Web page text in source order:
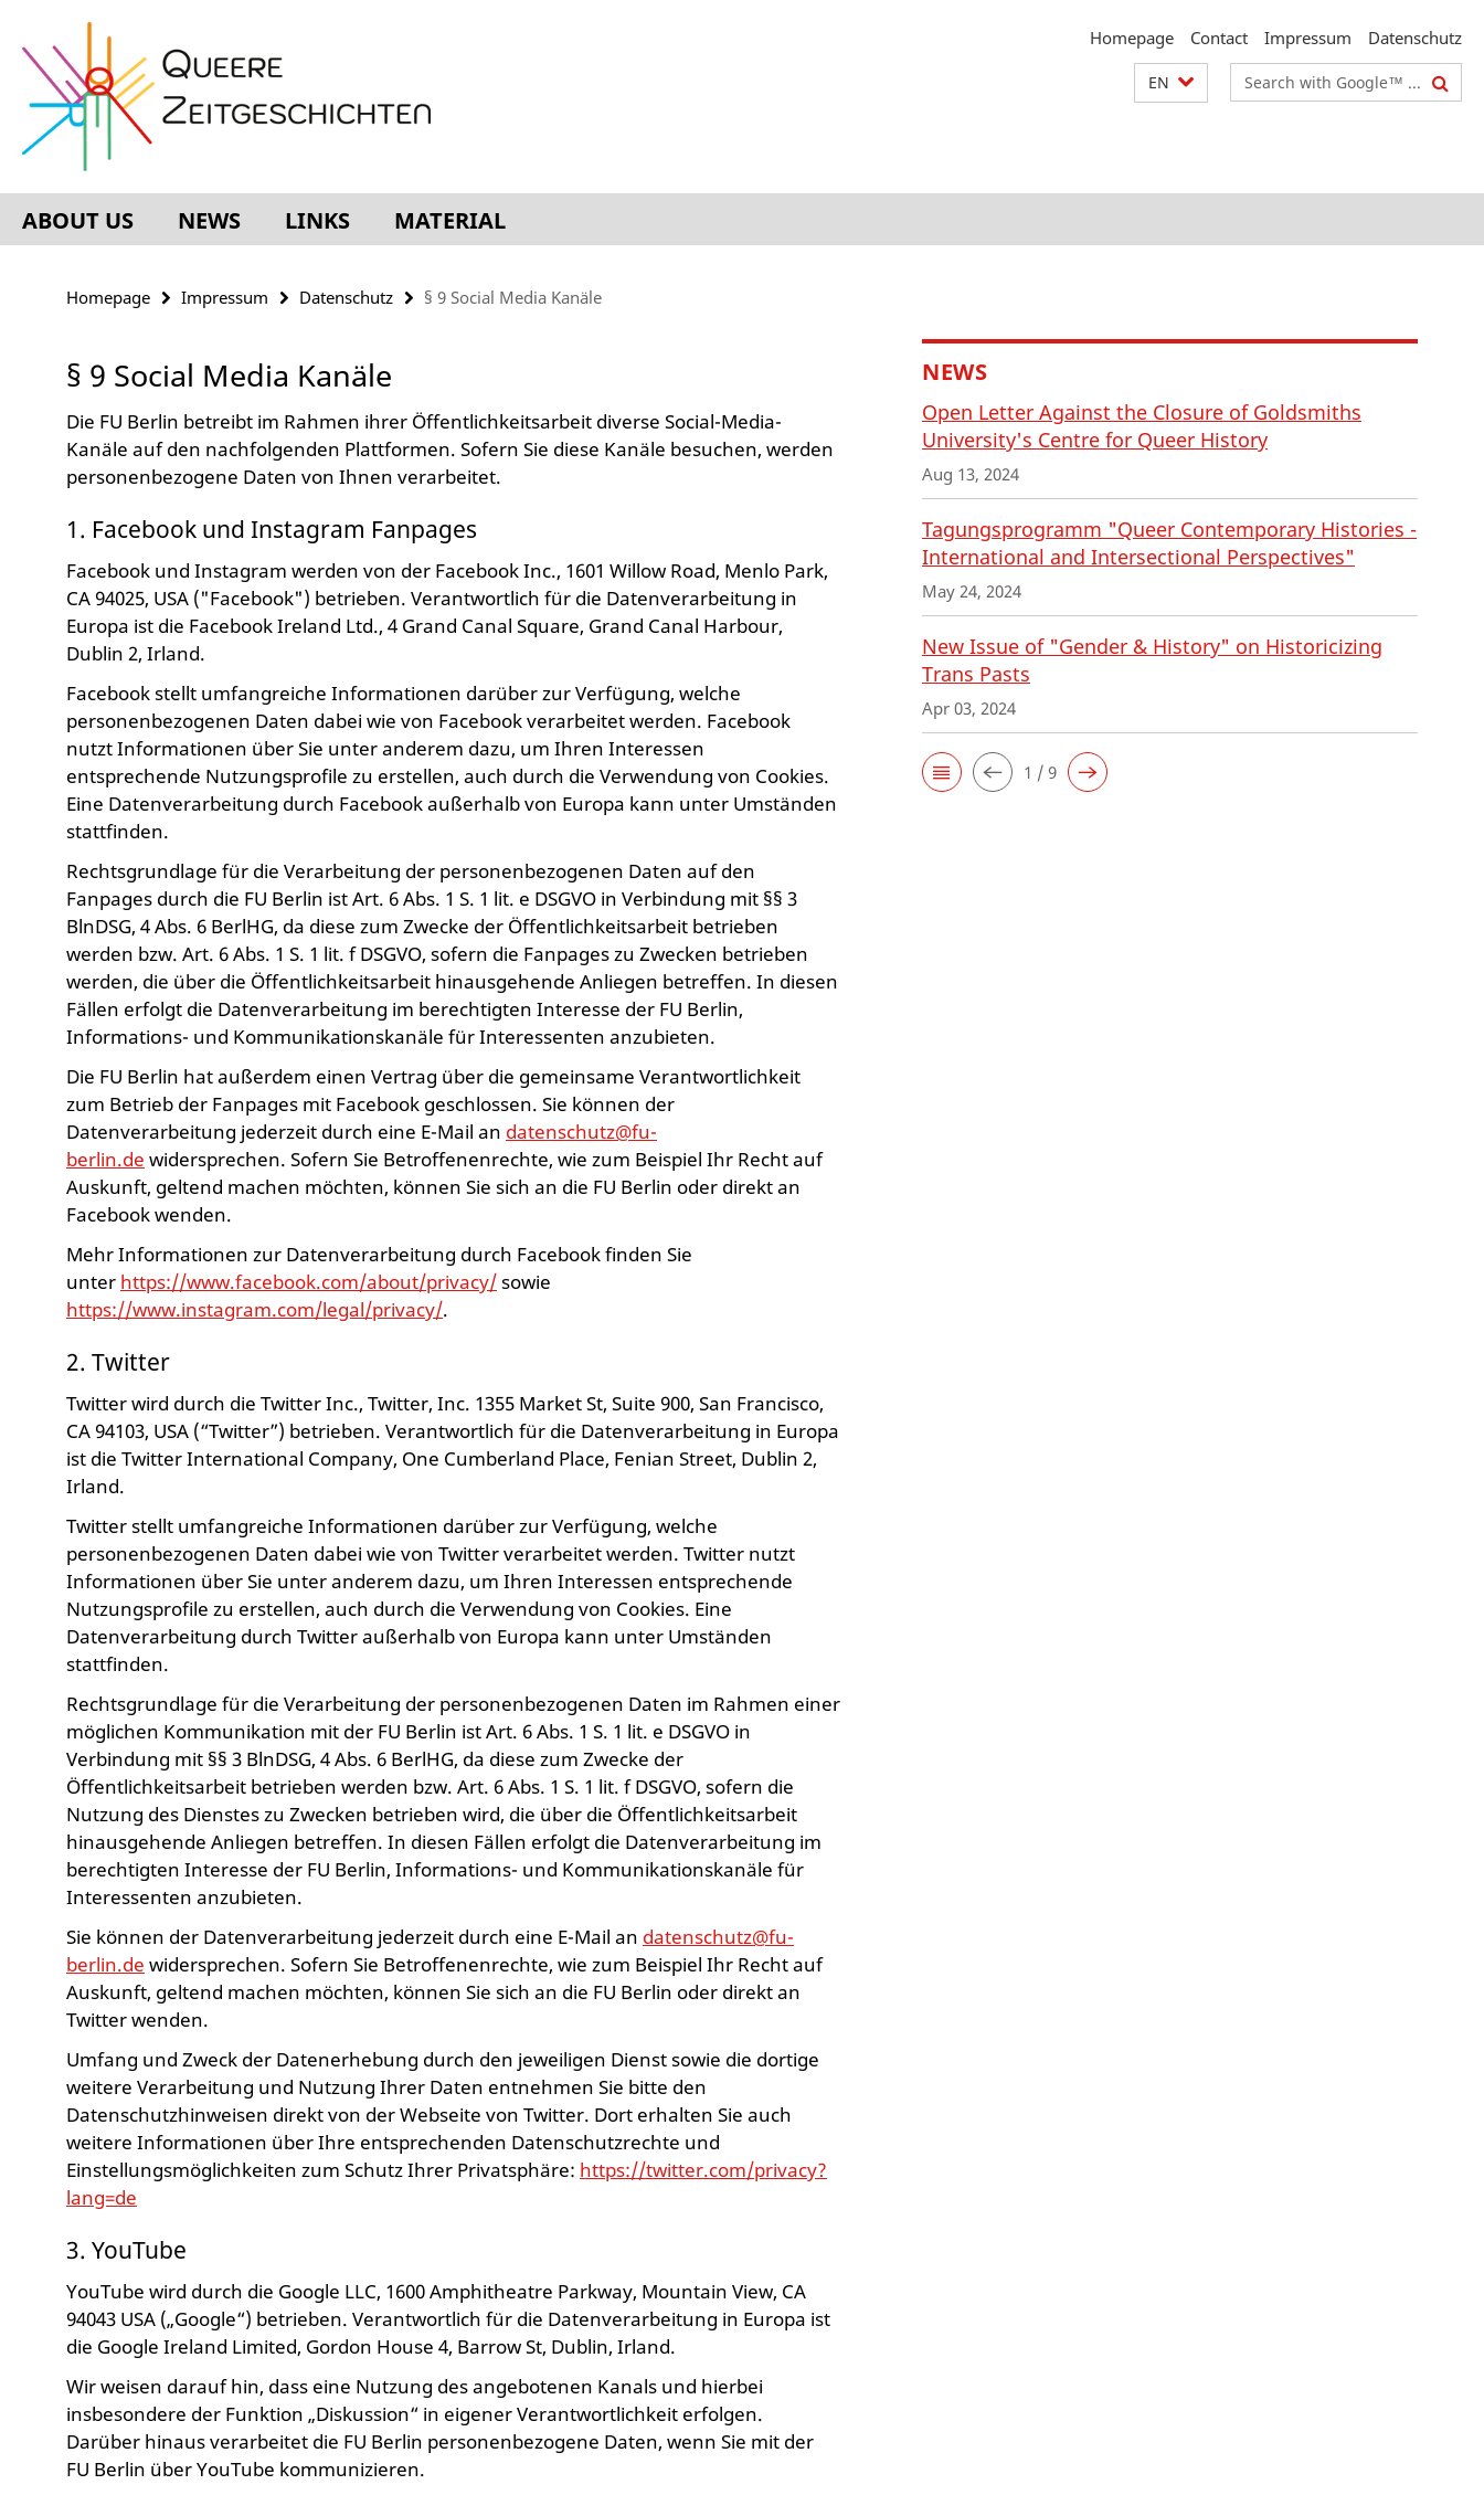
direkt
Service
Navigation
Homepage Contact Impressum Datenschutz
EN
Search
terms
ABOUT US NEWS LINKS MATERIAL
Homepage Impressum Datenschutz § 9 Social Media Kanäle
§ 9 Social Media Kanäle
Die FU Berlin betreibt im Rahmen ihrer Öffentlichkeitsarbeit diverse Social-Media-
Kanäle auf den nachfolgenden Plattformen. Sofern Sie diese Kanäle besuchen, werden
personenbezogene Daten von Ihnen verarbeitet.
1. Facebook und Instagram Fanpages
Facebook und Instagram werden von der Facebook Inc., 1601 Willow Road, Menlo Park,
CA 94025, USA ("Facebook") betrieben. Verantwortlich für die Datenverarbeitung in
Europa ist die Facebook Ireland Ltd., 4 Grand Canal Square, Grand Canal Harbour,
Dublin 2, Irland.
Facebook stellt umfangreiche Informationen darüber zur Verfügung, welche
personenbezogenen Daten dabei wie von Facebook verarbeitet werden. Facebook
nutzt Informationen über Sie unter anderem dazu, um Ihren Interessen
entsprechende Nutzungsprofile zu erstellen, auch durch die Verwendung von Cookies.
Eine Datenverarbeitung durch Facebook außerhalb von Europa kann unter Umständen
stattfinden.
Rechtsgrundlage für die Verarbeitung der personenbezogenen Daten auf den
Fanpages durch die FU Berlin ist Art. 6 Abs. 1 S. 1 lit. e DSGVO in Verbindung mit §§ 3
BlnDSG, 4 Abs. 6 BerlHG, da diese zum Zwecke der Öffentlichkeitsarbeit betrieben
werden bzw. Art. 6 Abs. 1 S. 1 lit. f DSGVO, sofern die Fanpages zu Zwecken betrieben
werden, die über die Öffentlichkeitsarbeit hinausgehende Anliegen betreffen. In diesen
Fällen erfolgt die Datenverarbeitung im berechtigten Interesse der FU Berlin,
Informations- und Kommunikationskanäle für Interessenten anzubieten.
Die FU Berlin hat außerdem einen Vertrag über die gemeinsame Verantwortlichkeit
zum Betrieb der Fanpages mit Facebook geschlossen. Sie können der
Datenverarbeitung jederzeit durch eine E-Mail an datenschutz@fu-
berlin.de widersprechen. Sofern Sie Betroffenenrechte, wie zum Beispiel Ihr Recht auf
Auskunft, geltend machen möchten, können Sie sich an die FU Berlin oder direkt an
Facebook wenden.
Mehr Informationen zur Datenverarbeitung durch Facebook finden Sie
unter https://www.facebook.com/about/privacy/sowie
https://www.instagram.com/legal/privacy/.
2. Twitter
Twitter wird durch die Twitter Inc., Twitter, Inc. 1355 Market St, Suite 900, San Francisco,
CA 94103, USA (“Twitter”) betrieben. Verantwortlich für die Datenverarbeitung in Europa
ist die Twitter International Company, One Cumberland Place, Fenian Street, Dublin 2,
Irland.
Twitter stellt umfangreiche Informationen darüber zur Verfügung, welche
personenbezogenen Daten dabei wie von Twitter verarbeitet werden. Twitter nutzt
Informationen über Sie unter anderem dazu, um Ihren Interessen entsprechende
Nutzungsprofile zu erstellen, auch durch die Verwendung von Cookies. Eine
Datenverarbeitung durch Twitter außerhalb von Europa kann unter Umständen
stattfinden.
Rechtsgrundlage für die Verarbeitung der personenbezogenen Daten im Rahmen einer
möglichen Kommunikation mit der FU Berlin ist Art. 6 Abs. 1 S. 1 lit. e DSGVO in
Verbindung mit §§ 3 BlnDSG, 4 Abs. 6 BerlHG, da diese zum Zwecke der
Öffentlichkeitsarbeit betrieben werden bzw. Art. 6 Abs. 1 S. 1 lit. f DSGVO, sofern die
Nutzung des Dienstes zu Zwecken betrieben wird, die über die Öffentlichkeitsarbeit
hinausgehende Anliegen betreffen. In diesen Fällen erfolgt die Datenverarbeitung im
berechtigten Interesse der FU Berlin, Informations- und Kommunikationskanäle für
Interessenten anzubieten.
Sie können der Datenverarbeitung jederzeit durch eine E-Mail an datenschutz@fu-
berlin.de widersprechen. Sofern Sie Betroffenenrechte, wie zum Beispiel Ihr Recht auf
Auskunft, geltend machen möchten, können Sie sich an die FU Berlin oder direkt an
Twitter wenden.
Umfang und Zweck der Datenerhebung durch den jeweiligen Dienst sowie die dortige
weitere Verarbeitung und Nutzung Ihrer Daten entnehmen Sie bitte den
Datenschutzhinweisen direkt von der Webseite von Twitter. Dort erhalten Sie auch
weitere Informationen über Ihre entsprechenden Datenschutzrechte und
Einstellungsmöglichkeiten zum Schutz Ihrer Privatsphäre: https://twitter.com/privacy?
lang=de
3. YouTube
YouTube wird durch die Google LLC, 1600 Amphitheatre Parkway, Mountain View, CA
94043 USA („Google“) betrieben. Verantwortlich für die Datenverarbeitung in Europa ist
die Google Ireland Limited, Gordon House 4, Barrow St, Dublin, Irland.
Wir weisen darauf hin, dass eine Nutzung des angebotenen Kanals und hierbei
insbesondere der Funktion „Diskussion“ in eigener Verantwortlichkeit erfolgen.
Darüber hinaus verarbeitet die FU Berlin personenbezogene Daten, wenn Sie mit der
FU Berlin über YouTube kommunizieren.
NEWS
Open Letter Against the Closure of Goldsmiths
University's Centre for Queer History
Aug 13, 2024
Tagungsprogramm "Queer Contemporary Histories -
International and Intersectional Perspectives"
May 24, 2024
New Issue of "Gender & History" on Historicizing
Trans Pasts
Apr 03, 2024
1 / 9